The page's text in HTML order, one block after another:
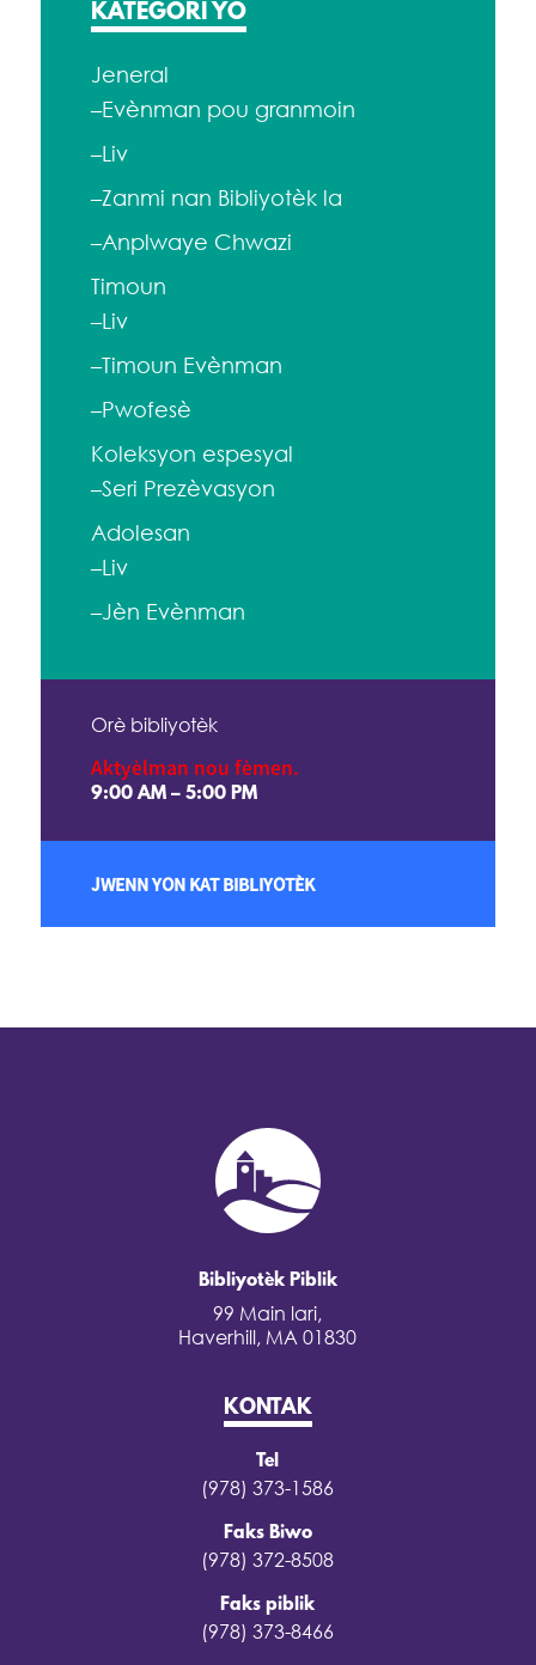
KATEGORI YO
Jeneral
–Evènman pou granmoin
–Liv
–Zanmi nan Bibliyotèk la
–Anplwaye Chwazi
Timoun
–Liv
–Timoun Evènman
–Pwofesè
Koleksyon espesyal
–Seri Prezèvasyon
Adolesan
–Liv
–Jèn Evènman
Orè bibliyotèk
Aktyèlman nou fèmen.
9:00 AM – 5:00 PM
JWENN YON KAT BIBLIYOTÈK
Bibliyotèk Piblik
99 Main lari,
Haverhill, MA 01830
KONTAK
Tel
(978) 373-1586
Faks Biwo
(978) 372-8508
Faks piblik
(978) 373-8466